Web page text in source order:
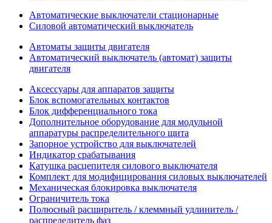
Автоматические выключатели стационарные
Силовой автоматический выключатель
Автоматы защиты двигателя
Автоматический выключатель (автомат) защиты
двигателя
Аксессуары для аппаратов защиты
Блок вспомогательных контактов
Блок дифференциального тока
Дополнительное оборудование для модульной
аппаратуры распределительного щита
Запорное устройство для выключателей
Индикатор срабатывания
Катушка расцепителя силового выключателя
Комплект для модифицирования силовых выключателей
Механическая блокировка выключателя
Ограничитель тока
Полюсный расширитель / клеммный удлинитель /
распределитель фаз